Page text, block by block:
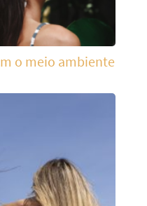
o meio ambiente